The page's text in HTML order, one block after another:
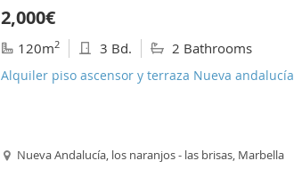
2,000€
120m2 3 Bd. 2 Bathrooms
Alquiler piso ascensor y terraza Nueva andalucía
Nueva Andalucía, los naranjos - las brisas, Marbella